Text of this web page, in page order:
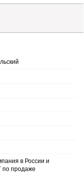
в России и
по продаже